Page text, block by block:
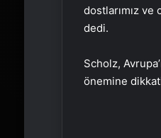
dostlarımız ve
dedi.
Scholz,
önemine